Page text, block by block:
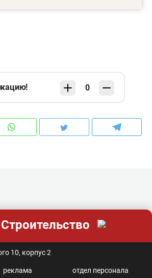
0
Строительство
10, корпус 2
реклама
отдел персонала